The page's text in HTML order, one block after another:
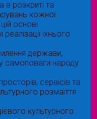
розкриті та
кожної
основі
їхнього
держави,
самоповаги народу
сервісів та
розмаїття
культурного